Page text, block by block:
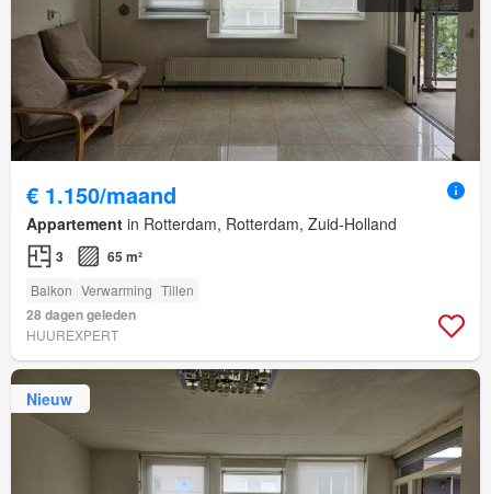
€ 1.150/maand
Appartement in Rotterdam, Rotterdam, Zuid-Holland
3 65 m²
Balkon Verwarming Tillen
28 dagen geleden
HUUREXPERT
Nieuw